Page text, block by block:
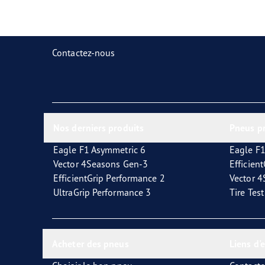
Contactez-nous
Eagle F1 Asymmetric 6
Vector 4Seasons Gen-3
EfficientGrip Performance 2
UltraGrip Performance 3
Eagle
Vector
Tire